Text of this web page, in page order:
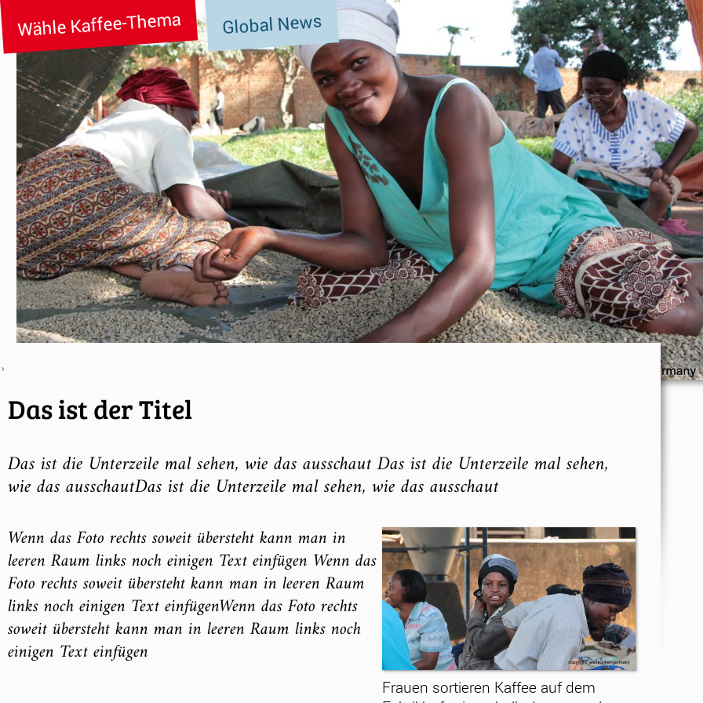
Wähle Kaffee-Thema Global News
›
Das ist der Titel
Das ist die Unterzeile mal sehen, wie das ausschaut Das ist die Unterzeile mal sehen,
wie das ausschautDas ist die Unterzeile mal sehen, wie das ausschaut
Frauen sortieren Kaffee auf dem
Wenn das Foto rechts soweit übersteht kann man in
leeren Raum links noch einigen Text einfügen Wenn das
Foto rechts soweit übersteht kann man in leeren Raum
links noch einigen Text einfügenWenn das Foto rechts
soweit übersteht kann man in leeren Raum links noch
einigen Text einfügen